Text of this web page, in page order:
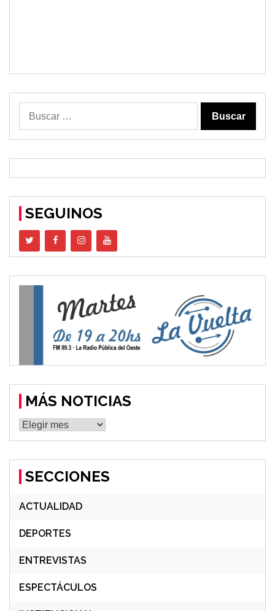
SEGUINOS
MÁS NOTICIAS
MÁS
NOTICIAS
SECCIONES
ACTUALIDAD
DEPORTES
ENTREVISTAS
ESPECTÁCULOS